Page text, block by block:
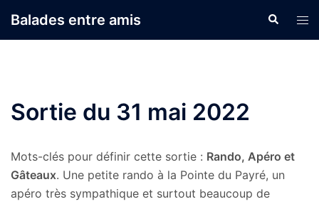
auBalades entre amis
le
Sortie du 31 mai 2022
Mots-clés pour définir cette sortie : Rando, Apéro et
Gâteaux. Une petite rando à la Pointe du Payré, un
apéro très sympathique et surtout beaucoup de